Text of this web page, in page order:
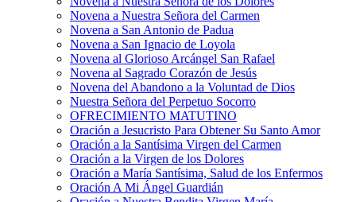
Novena a Nuestra Señora del Carmen
Novena a San Antonio de Padua
Novena a San Ignacio de Loyola
Novena al Glorioso Arcángel San Rafael
Novena al Sagrado Corazón de Jesús
Novena del Abandono a la Voluntad de Dios
Nuestra Señora del Perpetuo Socorro
OFRECIMIENTO MATUTINO
Oración a Jesucristo Para Obtener Su Santo Amor
Oración a la Santísima Virgen del Carmen
Oración a la Virgen de los Dolores
Oración a María Santísima, Salud de los Enfermos
Oración A Mi Ángel Guardián